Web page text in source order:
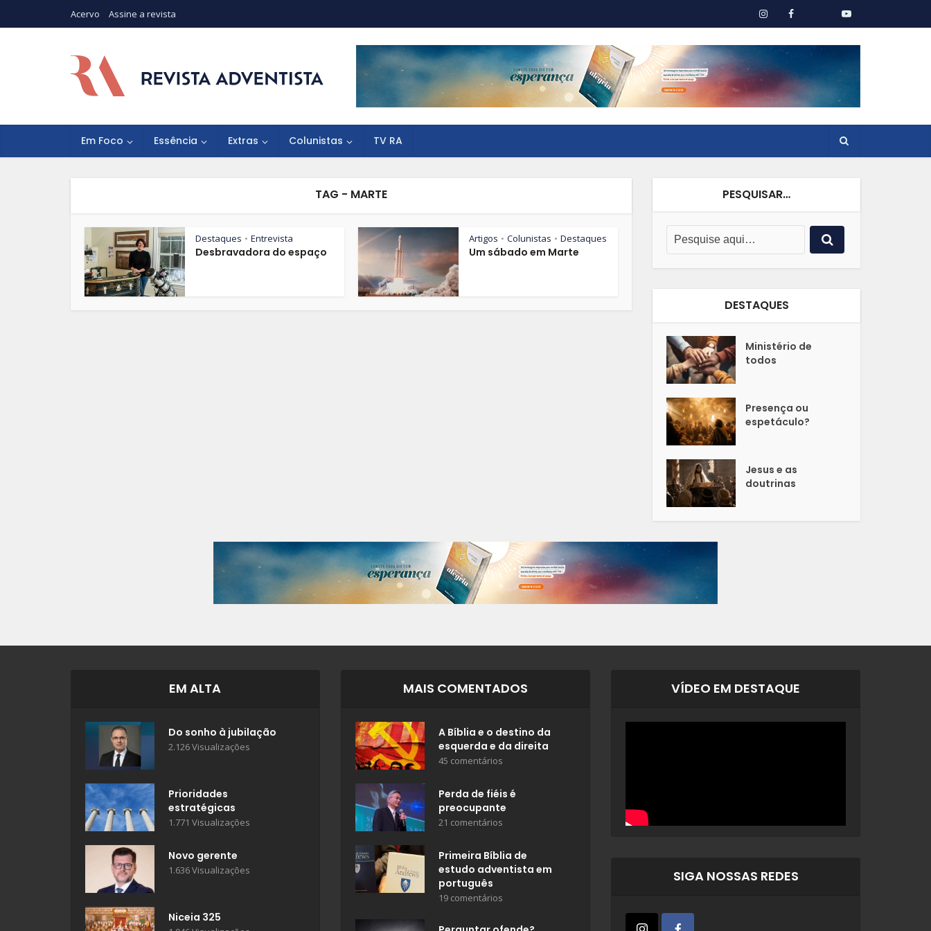
Acervo Assine a revista
Em Foco Essência Extras Colunistas TV RA
TAG - MARTE
Destaques • Entrevista
Desbravadora do espaço
Artigos • Colunistas • Destaques
Um sábado em Marte
PESQUISAR…
DESTAQUES
Ministério de
todos
Presença ou
espetáculo?
Jesus e as
doutrinas
EM ALTA
Do sonho à jubilação
2.126 Visualizações
Prioridades
estratégicas
1.771 Visualizações
Novo gerente
1.636 Visualizações
Niceia 325
MAIS COMENTADOS
A Bíblia e o destino da
esquerda e da direita
45 comentários
Perda de fiéis é
preocupante
21 comentários
Primeira Bíblia de
estudo adventista em
português
19 comentários
VÍDEO EM DESTAQUE
SIGA NOSSAS REDES